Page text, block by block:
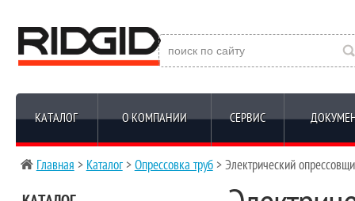
КАТАЛОГ О КОМПАНИИ СЕРВИС
Главная > Каталог> Опрессовка труб> Электрический